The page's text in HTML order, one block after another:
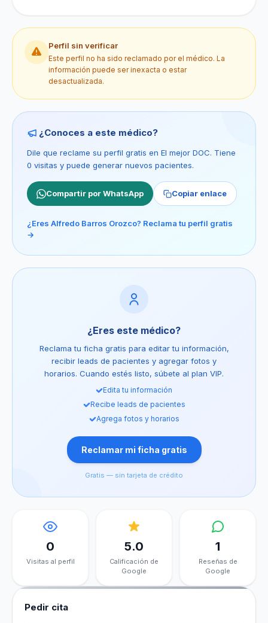
Perfil sin verificar
Este perfil no ha sido reclamado por el médico. La
información puede ser inexacta o estar
desactualizada.
¿Conoces a este médico?
Dile que reclame su perfil gratis en El mejor DOC. Tiene
0 visitas y puede generar nuevos pacientes.
Compartir por WhatsApp Copiar enlace
¿Eres Alfredo Barros Orozco? Reclama tu perfil gratis
→
¿Eres este médico?
Reclama tu ficha gratis para editar tu información,
recibir leads de pacientes y agregar fotos y
horarios. Cuando estés listo, súbete al plan VIP.
Edita tu información
Recibe leads de pacientes
Agrega fotos y horarios
Reclamar mi ficha gratis
Gratis — sin tarjeta de crédito
0
Visitas al perfil
5.0
Calificación de
Google
1
Reseñas de
Google
Pedir cita